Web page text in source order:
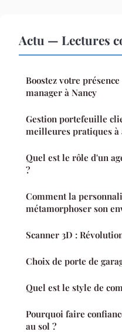
Actu — Lectures
Boostez votre
manager à Nancy
Gestion portefeuille
meilleures pratiques à
Quel est le rôle d'un
?
Comment la
métamorphoser son
Scanner 3D :
Choix de porte de
Quel est le style de
Pourquoi faire
au sol ?